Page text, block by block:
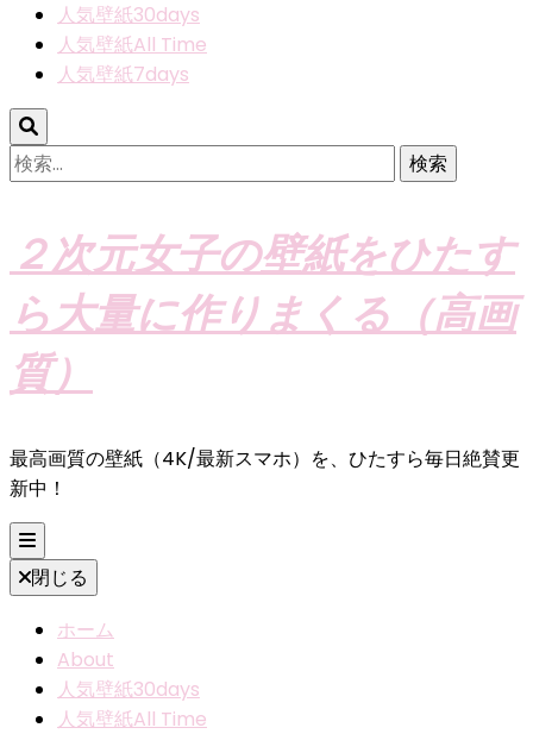
人気壁紙30days
人気壁紙All Time
人気壁紙7days
検
索:
２次元女子の壁紙をひたす
ら大量に作りまくる（高画
質）
最高画質の壁紙（4K/最新スマホ）を、ひたすら毎日絶賛更
新中！
閉じる
ホーム
About
人気壁紙30days
人気壁紙All Time